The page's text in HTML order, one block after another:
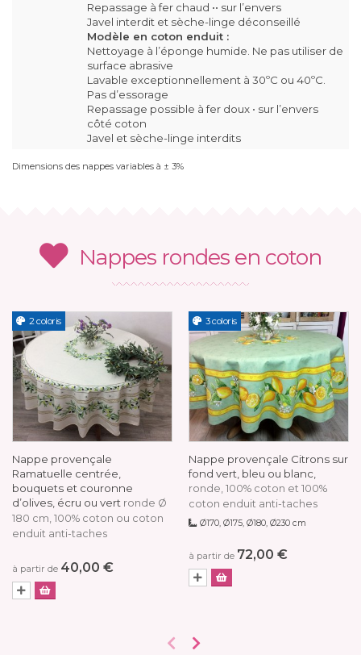
Repassage à fer chaud •• sur l’envers
Javel interdit et sèche-linge déconseillé
Modèle en coton enduit :
Nettoyage à l’éponge humide. Ne pas utiliser de
surface abrasive
Lavable exceptionnellement à 30ºC ou 40ºC.
Pas d’essorage
Repassage possible à fer doux • sur l’envers
côté coton
Javel et sèche-linge interdits
Dimensions des nappes variables à ± 3%
Nappes rondes en coton
2 coloris
Nappe provençale
Ramatuelle centrée,
bouquets et couronne
d’olives, écru ou vert ronde Ø
180 cm, 100% coton ou coton
enduit anti-taches
à partir de 40,00 €
3 coloris
Nappe provençale Citrons sur
fond vert, bleu ou blanc,
ronde, 100% coton et 100%
coton enduit anti-taches
Ø170, Ø175, Ø180, Ø230 cm
à partir de 72,00 €